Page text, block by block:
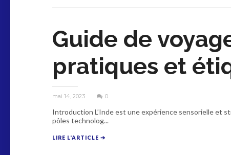
Guide de
pratiques et
mai 14, 2023 0
Introduction L’Inde est une expérience sensorielle et
pôles technolog...
LIRE L'ARTICLE ➔